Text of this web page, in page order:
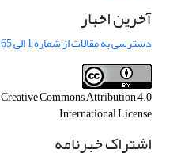
آخرین اخبار
دسترسی به مقالات از شماره 1 الی 65 پژوهشهای جغرافیایی
Creative Commons Attribution 4.0
International License
.
اشتراک خبرنامه